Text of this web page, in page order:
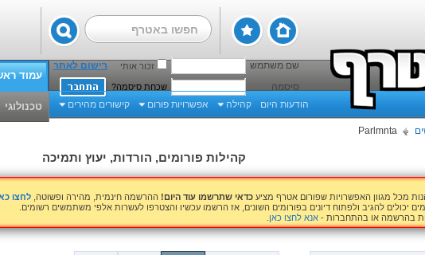
שם משתמש זכור אותי
רישום לאתר
סיסמה
שכחת סיסמה?
עמוד
הודעות היום קהילה אפשרויות פורום קישורים מהירים טכנולוגי
Parlmnta
קהילות פורומים, הורדות, יעוץ ותמיכה
מכל מגוון האפשרויות שפורום אטרף מציע כדאי שתרשמו עוד היום! ההרשמה חינמית, מהירה ופשוטה, לחצו
יכולים להגיב ולפתוח דיונים בפורומים השונים, אז הרשמו עכשיו והצטרפו לעשרות אלפי משתמשים רשומים.
בהרשמה או בהתחברות - אנא לחצו כאן